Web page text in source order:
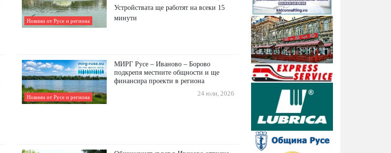
Новини от Русе и региона
Устройствата ще работят на всеки 15
минути
Новини от Русе и региона
МИРГ Русе – Иваново – Борово
подкрепя местните общности и ще
финансира проекти в региона
24 юли, 2026